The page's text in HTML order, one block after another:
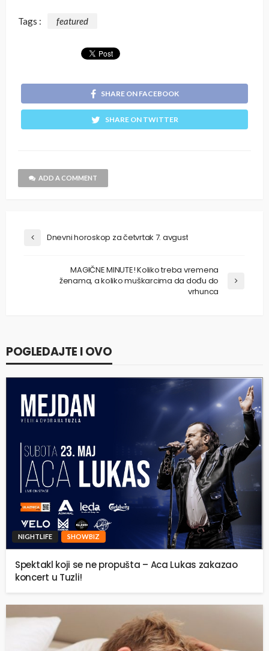
Tags : featured
SHARE ON FACEBOOK
SHARE ON TWITTER
ADD A COMMENT
Dnevni horoskop za četvrtak 7. avgust
MAGIČNE MINUTE! Koliko treba vremena
ženama, a koliko muškarcima da dođu do
vrhunca
POGLEDAJTE I OVO
NIGHTLIFE SHOWBIZ
Spektakl koji se ne propušta – Aca Lukas zakazao
koncert u Tuzli!